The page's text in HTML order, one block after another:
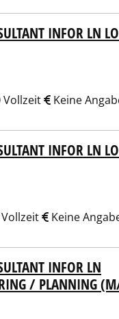
INFOR LN
Vollzeit Keine
INFOR LN
Vollzeit Keine
INFOR LN
/ PLANNING